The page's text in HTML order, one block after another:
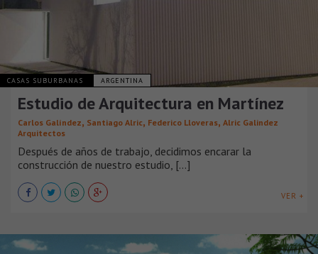
CASAS SUBURBANAS ARGENTINA
Estudio de Arquitectura en Martínez
Carlos Galíndez, Santiago Alric, Federico Lloveras, Alric Galindez
Arquitectos
Después de años de trabajo, decidimos encarar la
construcción de nuestro estudio, [...]
VER +